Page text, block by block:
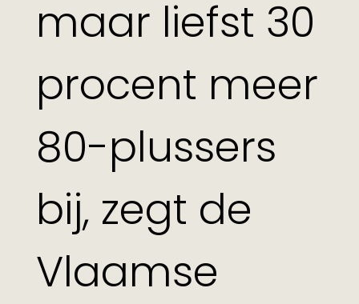
maar liefst 30
procent meer
80-plussers
bij, zegt de
Vlaamse